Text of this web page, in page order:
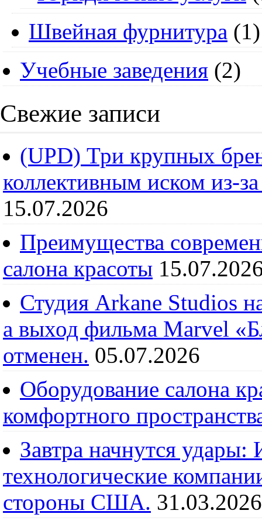
Швейная фурнитура (1)
Учебные заведения (2)
Свежие записи
(UPD) Три крупных
коллективным иском из-
15.07.2026
Преимущества
салона красоты
Студия Arkane Studios
а выход фильма Marvel
отменен. 05.07.2026
Оборудование салона
комфортного
Завтра начнутся
технологические
стороны США. 31.03.2026